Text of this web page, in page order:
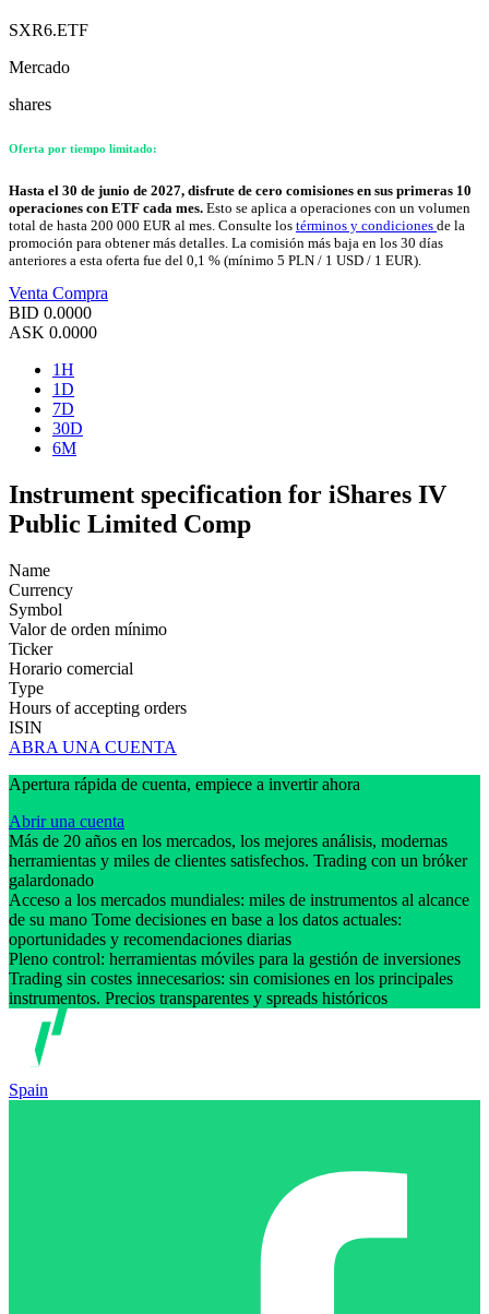
SXR6.ETF
Mercado
shares
Oferta por tiempo limitado:
Hasta el 30 de junio de 2027, disfrute de cero comisiones en sus primeras 10
operaciones con ETF cada mes. Esto se aplica a operaciones con un volumen
total de hasta 200 000 EUR al mes. Consulte los términos y condiciones de la
promoción para obtener más detalles. La comisión más baja en los 30 días
anteriores a esta oferta fue del 0,1 % (mínimo 5 PLN / 1 USD / 1 EUR).
Venta Compra
BID 0.0000
ASK 0.0000
1H
1D
7D
30D
6M
Instrument specification for iShares IV
Public Limited Comp
Name
Currency
Symbol
Valor de orden mínimo
Ticker
Horario comercial
Type
Hours of accepting orders
ISIN
ABRA UNA CUENTA
Apertura rápida de cuenta, empiece a invertir ahora
Abrir una cuenta
Más de 20 años en los mercados, los mejores análisis, modernas
herramientas y miles de clientes satisfechos. Trading con un bróker
galardonado
Acceso a los mercados mundiales: miles de instrumentos al alcance
de su mano Tome decisiones en base a los datos actuales:
oportunidades y recomendaciones diarias
Pleno control: herramientas móviles para la gestión de inversiones
Trading sin costes innecesarios: sin comisiones en los principales
instrumentos. Precios transparentes y spreads históricos
Spain